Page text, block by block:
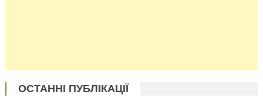
ОСТАННІ ПУБЛІКАЦІЇ